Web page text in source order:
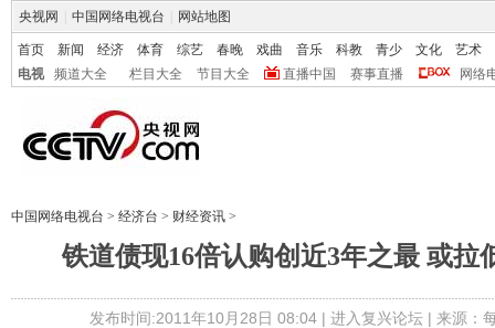
央视网 中国网络电视台 网站地图
首页 新闻 经济 体育 综艺 春晚 戏曲 音乐 科教 青少 文化
艺术
电视
频道大全 栏目大全 节目大全 直播中国 赛事直播 网络
中国网络电视台 > 经济台 > 财经资讯 >
铁道债现16倍认购创近3年之最 或拉
发布时间:2011年10月28日 08:04 | 进入复兴论坛| 来源：